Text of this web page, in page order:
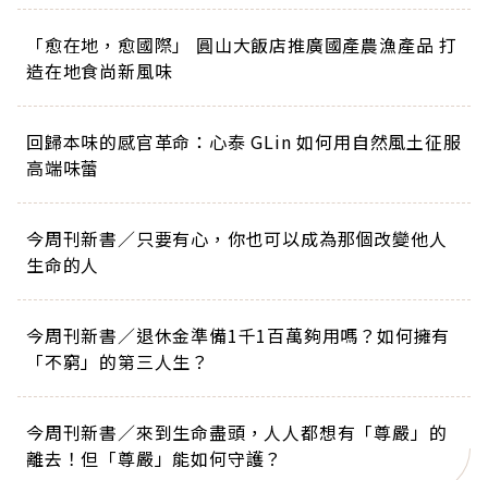
「愈在地，愈國際」 圓山大飯店推廣國產農漁產品 打
造在地食尚新風味
回歸本味的感官革命：心泰 GLin 如何用自然風土征服
高端味蕾
今周刊新書／只要有心，你也可以成為那個改變他人
生命的人
今周刊新書／退休金準備1千1百萬夠用嗎？如何擁有
「不窮」的第三人生？
今周刊新書／來到生命盡頭，人人都想有「尊嚴」的
離去！但「尊嚴」能如何守護？